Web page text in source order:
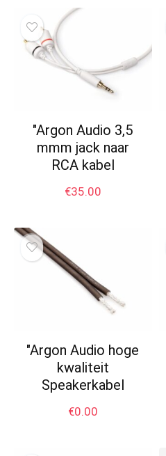
"Argon Audio 3,5
mmm jack naar
RCA kabel
€35.00
"Argon Audio hoge
kwaliteit
Speakerkabel
€0.00